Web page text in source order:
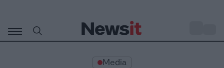
περιεχόμενο
Media